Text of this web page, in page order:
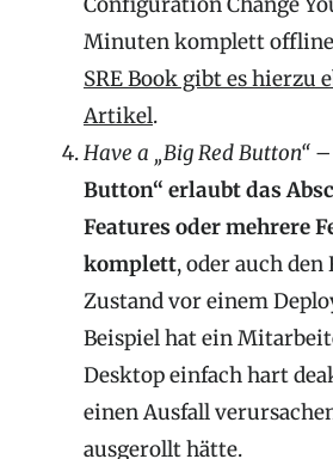
Minuten komplett
SRE Book gibt es hierzu
Artikel.
Have a „Big Red Button“
Button“ erlaubt das
Features oder mehrere
komplett, oder auch
Zustand vor einem
Beispiel hat ein
Desktop einfach hart
einen Ausfall
ausgerollt hätte.